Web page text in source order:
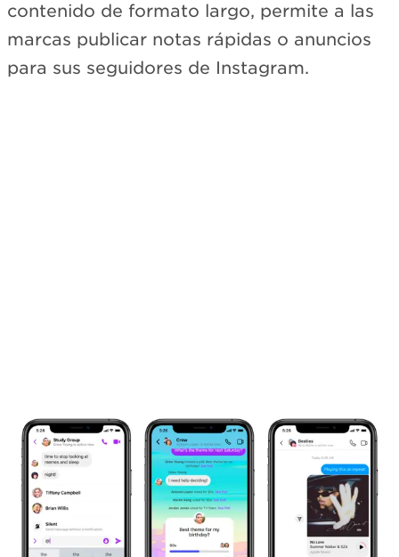
contenido de formato largo, permite a las
marcas publicar notas rápidas o anuncios
para sus seguidores de Instagram.